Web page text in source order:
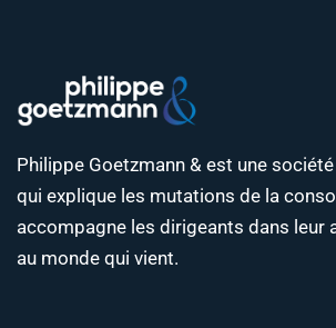
Philippe Goetzmann & est une
qui explique les mutations de la
accompagne les dirigeants dans leur
au monde qui vient.